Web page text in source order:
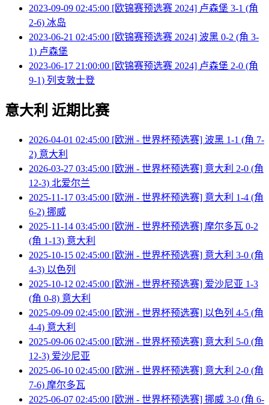
2023-09-09 02:45:00 [欧锦赛预选赛 2024] 卢森堡 3-1 (角
2-6) 冰岛
2023-06-21 02:45:00 [欧锦赛预选赛 2024] 波黑 0-2 (角 3-
1) 卢森堡
2023-06-17 21:00:00 [欧锦赛预选赛 2024] 卢森堡 2-0 (角
9-1) 列支敦士登
意大利 近期比赛
2026-04-01 02:45:00 [欧洲 - 世界杯预选赛] 波黑 1-1 (角 7-
2) 意大利
2026-03-27 03:45:00 [欧洲 - 世界杯预选赛] 意大利 2-0 (角
12-3) 北爱尔兰
2025-11-17 03:45:00 [欧洲 - 世界杯预选赛] 意大利 1-4 (角
6-2) 挪威
2025-11-14 03:45:00 [欧洲 - 世界杯预选赛] 摩尔多瓦 0-2
(角 1-13) 意大利
2025-10-15 02:45:00 [欧洲 - 世界杯预选赛] 意大利 3-0 (角
4-3) 以色列
2025-10-12 02:45:00 [欧洲 - 世界杯预选赛] 爱沙尼亚 1-3
(角 0-8) 意大利
2025-09-09 02:45:00 [欧洲 - 世界杯预选赛] 以色列 4-5 (角
4-4) 意大利
2025-09-06 02:45:00 [欧洲 - 世界杯预选赛] 意大利 5-0 (角
12-3) 爱沙尼亚
2025-06-10 02:45:00 [欧洲 - 世界杯预选赛] 意大利 2-0 (角
7-6) 摩尔多瓦
2025-06-07 02:45:00 [欧洲 - 世界杯预选赛] 挪威 3-0 (角 6-